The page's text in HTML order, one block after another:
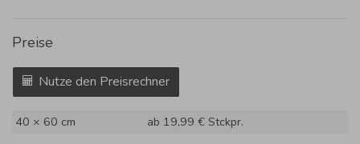
Preise
Nutze den Preisrechner
40 × 60 cm ab 19,99 € Stckpr.